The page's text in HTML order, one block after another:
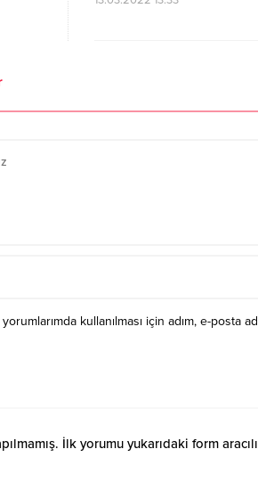
kullanılması için adım, e-posta
İlk yorumu yukarıdaki form